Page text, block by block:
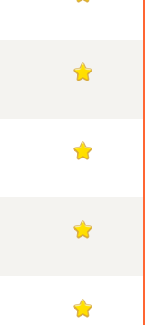
1
1
1
1